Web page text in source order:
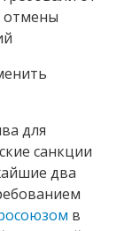
для
санкции
два
в